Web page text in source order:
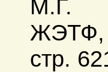
М.Г.
ЖЭТФ,
стр.